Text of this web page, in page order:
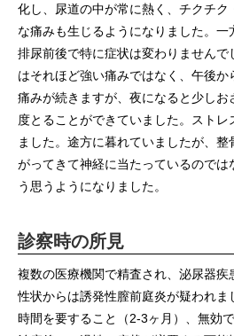
化し、尿道の中が常に熱く、チクチク
な痛みも生じるようになりました。一
排尿前後で特に症状は変わりませんで
はそれほど強い痛みではなく、午後
痛みが続きますが、夜になると少しお
度とることができていました。スト
ました。途方に暮れていましたが、
がってきて神経に当たっているのでは
う思うようになりました。
診察時の所見
複数の医療機関で精査され、泌尿器
性状からは誘発性膣前庭炎が疑われま
時間を要すること（2-3ヶ月）、無効